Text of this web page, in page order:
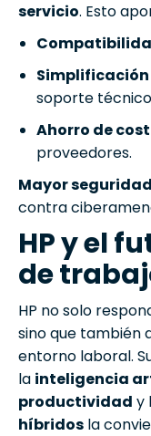
servicio. Esto
soporte
Ahorro de
proveedores.
Mayor seguridad
contra
HP y el
de
HP no solo
sino que también
entorno laboral.
la inteligencia
productividad y
híbridos la